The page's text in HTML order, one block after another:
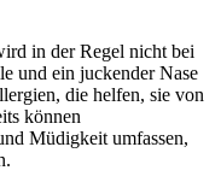
in der Regel nicht bei
und ein juckender Nase
die helfen, sie von
können
Müdigkeit umfassen,